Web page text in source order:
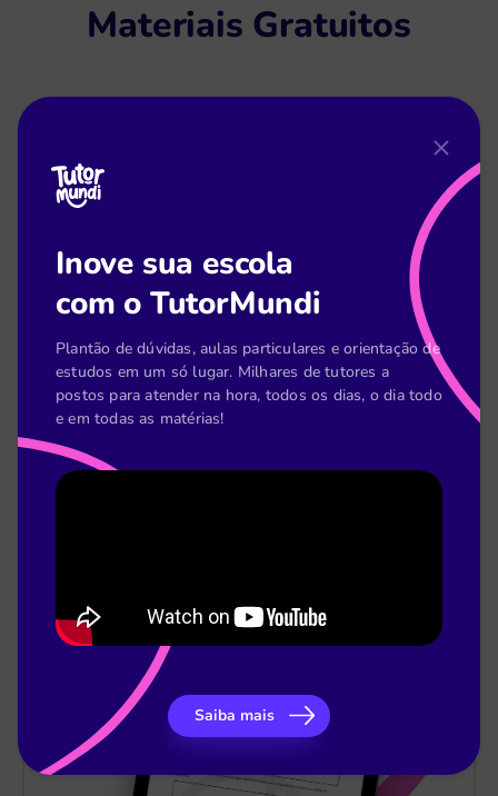
Materiais Gratuitos
[Planilha] Acompanhamento pedagógico do
coordenador
Inove sua escola
com o TutorMundi
Plantão de dúvidas, aulas particulares e orientação de
estudos em um só lugar. Milhares de tutores a
postos para atender na hora, todos os dias, o dia todo
e em todas as matérias!
Saiba mais